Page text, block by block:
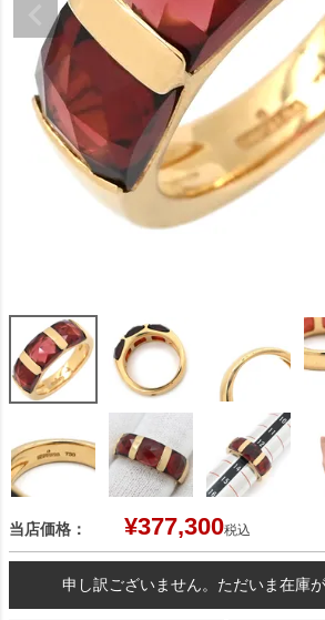
当店価格： ¥377,300税込
申し訳ございません。ただいま在庫が